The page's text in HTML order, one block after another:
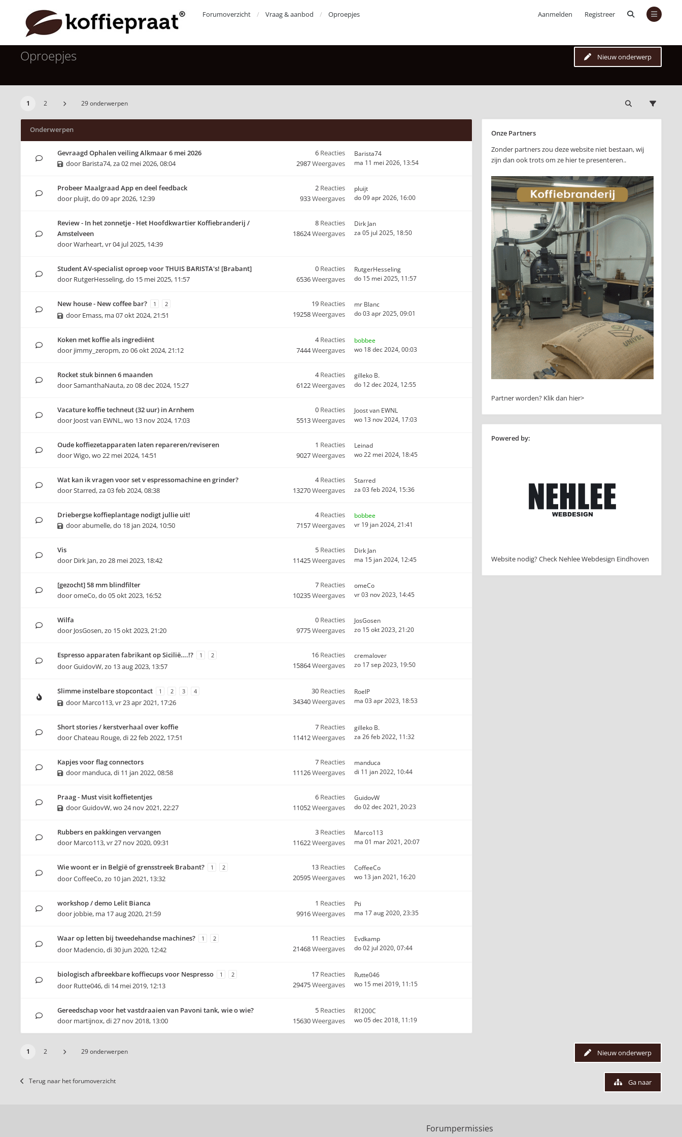
Aanmelden Registreer
Forumoverzicht Vraag & aanbod Oproepjes
Oproepjes Nieuw onderwerp
1 2 29 onderwerpen
Onderwerpen
Gevraagd Ophalen veiling Alkmaar 6 mei 2026
door Barista74,za 02 mei 2026, 08:04
6 Reacties
2987Weergaves
Barista74
ma 11 mei 2026, 13:54
Probeer Maalgraad App en deel feedback
door pluijt,do 09 apr 2026, 12:39
2 Reacties
933Weergaves
pluijt
do 09 apr 2026, 16:00
Review - In het zonnetje - Het Hoofdkwartier Koffiebranderij /
Amstelveen
doorWarheart,vr 04 jul 2025, 14:39
8 Reacties
18624Weergaves
Dirk Jan
za 05 jul 2025, 18:50
Student AV-specialist oproep voor THUIS BARISTA's! [Brabant]
door RutgerHesseling,do 15 mei 2025, 11:57
0 Reacties
6536Weergaves
RutgerHesseling
do 15 mei 2025, 11:57
New house - New coffee bar? 1 2
door Emass, ma 07 okt 2024, 21:51
19 Reacties
19258Weergaves
mr Blanc
do 03 apr 2025, 09:01
Koken met koffie als ingrediënt
door jimmy_zeropm,zo 06 okt 2024, 21:12
4Reacties
7444Weergaves
bobbee
wo 18 dec 2024, 00:03
Rocket stuk binnen 6 maanden
doorSamanthaNauta,zo 08 dec 2024, 15:27
4Reacties
6122Weergaves
gilleko B.
do 12 dec 2024, 12:55
Vacature koffie techneut (32 uur) in Arnhem
door Joost van EWNL,wo 13 nov 2024, 17:03
0 Reacties
5513Weergaves
Joost van EWNL
wo 13 nov 2024, 17:03
Oude koffiezetapparaten laten repareren/reviseren
doorWigo,wo 22 mei 2024, 14:51
1 Reacties
9027Weergaves
Leinad
wo 22 mei 2024, 18:45
Wat kan ik vragen voor set v espressomachine en grinder?
doorStarred,za 03 feb 2024, 08:38
4Reacties
13270Weergaves
Starred
za 03 feb 2024, 15:36
Driebergse koffieplantage nodigt jullie uit!
doorabumelle,do 18 jan 2024, 10:50
4Reacties
7157Weergaves
bobbee
vr 19 jan 2024, 21:41
Vis
door Dirk Jan,zo 28 mei 2023, 18:42
5 Reacties
11425Weergaves
Dirk Jan
ma 15 jan 2024, 12:45
[gezocht] 58 mm blindfilter
dooromeCo,do 05 okt 2023, 16:52
7 Reacties
10235Weergaves
omeCo
vr 03 nov 2023, 14:45
Wilfa
door JosGosen,zo 15 okt 2023, 21:20
0 Reacties
9775Weergaves
JosGosen
zo 15 okt 2023, 21:20
Espresso apparaten fabrikant op Sicilië….!? 1 2
doorGuidovW,zo 13 aug 2023, 13:57
16 Reacties
15864Weergaves
cremalover
zo 17 sep 2023, 19:50
Slimme instelbare stopcontact 1 2 3 4
door Marco113,vr 23 apr 2021, 17:26
30 Reacties
34340Weergaves
RoelP
ma 03 apr 2023, 18:53
Short stories / kerstverhaal over koffie
doorChateau Rouge,di 22 feb 2022, 17:51
7 Reacties
11412Weergaves
gilleko B.
za 26 feb 2022, 11:32
Kapjes voor flag connectors
door manduca,di 11 jan 2022, 08:58
7 Reacties
11126Weergaves
manduca
di 11 jan 2022, 10:44
Praag - Must visit koffietentjes
doorGuidovW,wo 24 nov 2021, 22:27
6 Reacties
11052Weergaves
GuidovW
do 02 dec 2021, 20:23
Rubbers en pakkingen vervangen
door Marco113,vr 27 nov 2020, 09:31
3 Reacties
11622Weergaves
Marco113
ma 01 mar 2021, 20:07
Wie woont er in België of grensstreek Brabant? 1 2
doorCoffeeCo,zo 10 jan 2021, 13:32
13 Reacties
20595Weergaves
CoffeeCo
wo 13 jan 2021, 16:20
workshop / demo Lelit Bianca
door jobbie, ma 17 aug 2020, 21:59
1 Reacties
9916Weergaves
Pti
ma 17 aug 2020, 23:35
Waar op letten bij tweedehandse machines? 1 2
door Madencio,di 30 jun 2020, 12:42
11 Reacties
21468Weergaves
Evdkamp
do 02 jul 2020, 07:44
biologisch afbreekbare koffiecups voor Nespresso 1 2
door Rutte046,di 14 mei 2019, 12:13
17 Reacties
29475Weergaves
Rutte046
wo 15 mei 2019, 11:15
Gereedschap voor het vastdraaien van Pavoni tank, wie o wie?
door martijnox,di 27 nov 2018, 13:00
5 Reacties
15630Weergaves
R1200C
wo 05 dec 2018, 11:19
Onze Partners
Zonder partners zou deze website niet bestaan, wij
zijn dan ook trots om ze hier te presenteren..
Partner worden? Klik dan hier>
Powered by:
Website nodig? Check Nehlee Webdesign Eindhoven
Nieuw onderwerp
1 2 29 onderwerpen
Terug naar het forumoverzicht Ga naar
Forumpermissies